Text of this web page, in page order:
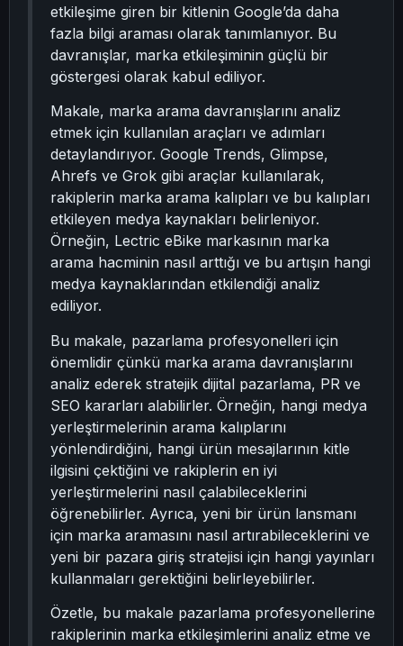
etkileşime giren bir kitlenin Google’da daha
fazla bilgi araması olarak tanımlanıyor. Bu
davranışlar, marka etkileşiminin güçlü bir
göstergesi olarak kabul ediliyor.
Makale, marka arama davranışlarını analiz
etmek için kullanılan araçları ve adımları
detaylandırıyor. Google Trends, Glimpse,
Ahrefs ve Grok gibi araçlar kullanılarak,
rakiplerin marka arama kalıpları ve bu kalıpları
etkileyen medya kaynakları belirleniyor.
Örneğin, Lectric eBike markasının marka
arama hacminin nasıl arttığı ve bu artışın hangi
medya kaynaklarından etkilendiği analiz
ediliyor.
Bu makale, pazarlama profesyonelleri için
önemlidir çünkü marka arama davranışlarını
analiz ederek stratejik dijital pazarlama, PR ve
SEO kararları alabilirler. Örneğin, hangi medya
yerleştirmelerinin arama kalıplarını
yönlendirdiğini, hangi ürün mesajlarının kitle
ilgisini çektiğini ve rakiplerin en iyi
yerleştirmelerini nasıl çalabileceklerini
öğrenebilirler. Ayrıca, yeni bir ürün lansmanı
için marka aramasını nasıl artırabileceklerini ve
yeni bir pazara giriş stratejisi için hangi yayınları
kullanmaları gerektiğini belirleyebilirler.
Özetle, bu makale pazarlama profesyonellerine
rakiplerinin marka etkileşimlerini analiz etme ve